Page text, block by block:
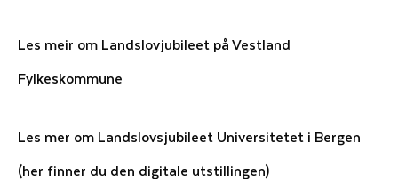
Les meir om Landslovjubileet på Vestland
Fylkeskommune
Les mer om Landslovsjubileet Universitetet i Bergen
(her finner du den digitale utstillingen)